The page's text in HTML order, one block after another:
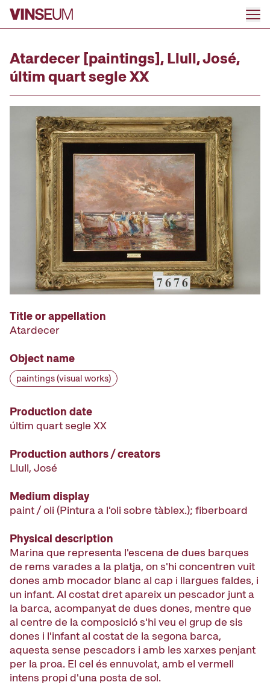
Go to content
Atardecer [paintings], Llull, José,
últim quart segle XX
Title or appellation
Atardecer
Object name
paintings (visual works)
Production date
últim quart segle XX
Production authors / creators
Llull, José
Medium display
paint / oli (Pintura a l'oli sobre tàblex.); fiberboard
Physical description
Marina que representa l'escena de dues barques
de rems varades a la platja, on s'hi concentren vuit
dones amb mocador blanc al cap i llargues faldes, i
un infant. Al costat dret apareix un pescador junt a
la barca, acompanyat de dues dones, mentre que
al centre de la composició s'hi veu el grup de sis
dones i l'infant al costat de la segona barca,
aquesta sense pescadors i amb les xarxes penjant
per la proa. El cel és ennuvolat, amb el vermell
intens propi d'una posta de sol.